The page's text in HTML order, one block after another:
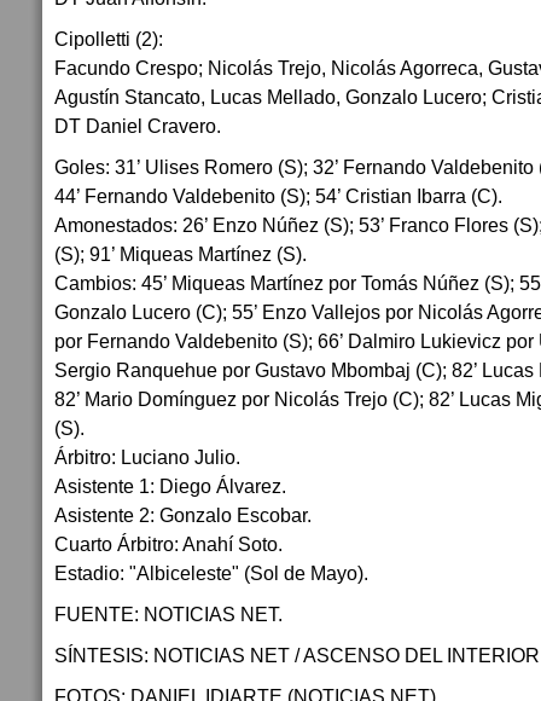
Cipolletti (2):
Facundo Crespo; Nicolás Trejo, Nicolás Agorreca,
Agustín Stancato, Lucas Mellado, Gonzalo Lucero;
DT Daniel Cravero.
Goles: 31’ Ulises Romero (S); 32’ Fernando Valdebenito
44’ Fernando Valdebenito (S); 54’ Cristian Ibarra (C).
Amonestados: 26’ Enzo Núñez (S); 53’ Franco Flores
(S); 91’ Miqueas Martínez (S).
Cambios: 45’ Miqueas Martínez por Tomás Núñez (S);
Gonzalo Lucero (C); 55’ Enzo Vallejos por Nicolás
por Fernando Valdebenito (S); 66’ Dalmiro Lukievicz por
Sergio Ranquehue por Gustavo Mbombaj (C); 82’
82’ Mario Domínguez por Nicolás Trejo (C); 82’ Lucas
(S).
Árbitro: Luciano Julio.
Asistente 1: Diego Álvarez.
Asistente 2: Gonzalo Escobar.
Cuarto Árbitro: Anahí Soto.
Estadio: "Albiceleste" (Sol de Mayo).
FUENTE: NOTICIAS NET.
SÍNTESIS: NOTICIAS NET / ASCENSO DEL
FOTOS: DANIEL IDIARTE (NOTICIAS NET).